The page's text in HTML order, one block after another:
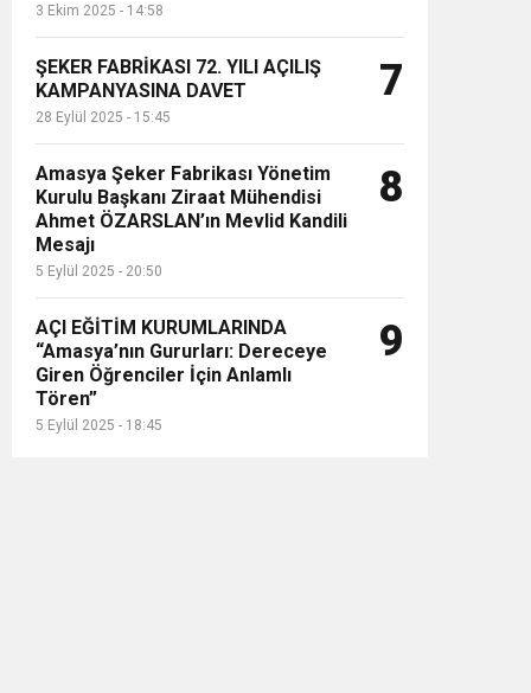
3 Ekim 2025 - 14:58
ŞEKER FABRİKASI 72. YILI AÇILIŞ
KAMPANYASINA DAVET
28 Eylül 2025 - 15:45
7
Amasya Şeker Fabrikası Yönetim
Kurulu Başkanı Ziraat Mühendisi
Ahmet ÖZARSLAN’ın Mevlid Kandili
Mesajı
5 Eylül 2025 - 20:50
8
AÇI EĞİTİM KURUMLARINDA
“Amasya’nın Gururları: Dereceye
Giren Öğrenciler İçin Anlamlı
Tören”
5 Eylül 2025 - 18:45
9